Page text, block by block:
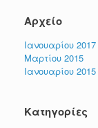
Αρχείο
Ιανουαρίου 2017
Μαρτίου 2015
Ιανουαρίου 2015
Kατηγορίες